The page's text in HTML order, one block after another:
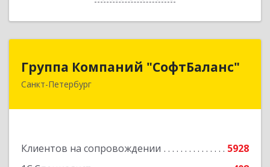
Группа Компаний "СофтБаланс"
Санкт-Петербург
Клиентов на сопровождении
5928
Группа Компаний "СофтБаланс"
195112, Санкт-Петербург г, Заневский пр-кт,